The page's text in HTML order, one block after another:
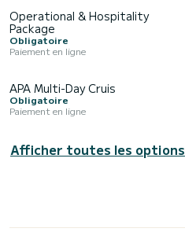
Operational & Hospitality
Package
Obligatoire
Paiement en ligne
APA Multi-Day Cruis
Obligatoire
Paiement en ligne
Afficher toutes les options